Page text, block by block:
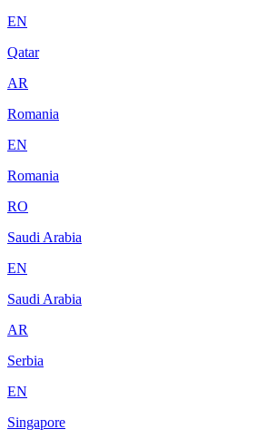
EN
Qatar
AR
Romania
EN
Romania
RO
Saudi Arabia
EN
Saudi Arabia
AR
Serbia
EN
Singapore